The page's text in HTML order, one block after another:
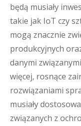
będą musiały
takie jak IoT czy
mogą znacznie
produkcyjnych
danymi
więcej, rosnące
rozwiązaniami
musiały
związanych z